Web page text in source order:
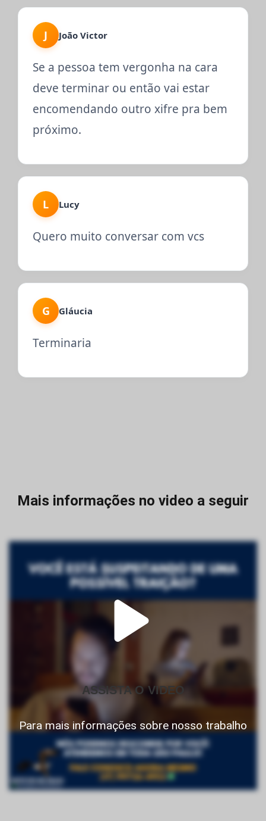
J João Victor
Se a pessoa tem vergonha na cara
deve terminar ou então vai estar
encomendando outro xifre pra bem
próximo.
L Lucy
Quero muito conversar com vcs
G Gláucia
Terminaria
Mais informações no video a seguir
ASSISTA O VIDEO
Para mais informações sobre nosso trabalho